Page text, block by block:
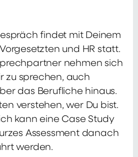
findet mit Deinem
und HR statt.
nehmen sich
zu sprechen, auch
das Berufliche hinaus.
verstehen, wer Du bist.
kann eine Case Study
Assessment danach
werden.